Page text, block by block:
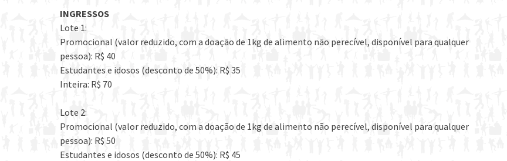
INGRESSOS
Lote 1:
Promocional (valor reduzido, com a doação de 1kg de alimento não perecível, disponível para qualquer
pessoa): R$ 40
Estudantes e idosos (desconto de 50%): R$ 35
Inteira: R$ 70
Lote 2:
Promocional (valor reduzido, com a doação de 1kg de alimento não perecível, disponível para qualquer
pessoa): R$ 50
Estudantes e idosos (desconto de 50%): R$ 45